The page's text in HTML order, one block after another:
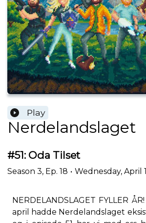
Play
Nerdelandslaget
#51: Oda Tilset
Season 3, Ep. 18 • Wednesday, April
NERDELANDSLAGET FYLLER
april hadde Nerdelandslaget